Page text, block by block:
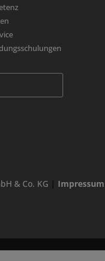
& Co. KG | Impressum